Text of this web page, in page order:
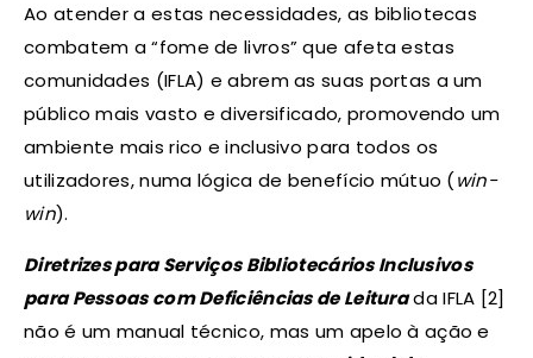
Ao atender a estas necessidades, as bibliotecas
combatem a “fome de livros” que afeta estas
comunidades (IFLA) e abrem as suas portas a um
público mais vasto e diversificado, promovendo um
ambiente mais rico e inclusivo para todos os
utilizadores, numa lógica de benefício mútuo (win-
win).
Diretrizes para Serviços Bibliotecários Inclusivos
para Pessoas com Deficiências de Leiturada IFLA [2]
não é um manual técnico, mas um apelo à ação e